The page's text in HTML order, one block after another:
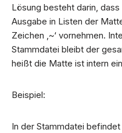
Lösung besteht darin,
Ausgabe in Listen der
Zeichen ‚~‘ vornehmen.
Stammdatei bleibt der
heißt die Matte ist intern
Beispiel:
In der Stammdatei